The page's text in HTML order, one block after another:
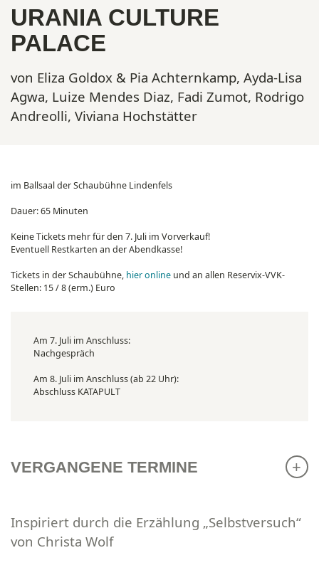
URANIA CULTURE
PALACE
von Eliza Goldox & Pia Achternkamp, Ayda-Lisa
Agwa, Luize Mendes Diaz, Fadi Zumot, Rodrigo
Andreolli, Viviana Hochstätter
Inspiriert durch die Erzählung „Selbstversuch“
von Christa Wolf
im Ballsaal der Schaubühne Lindenfels
Dauer: 65 Minuten
Keine Tickets mehr für den 7. Juli im Vorverkauf!
Eventuell Restkarten an der Abendkasse!
Tickets in der Schaubühne, hier online und an allen Reservix-VVK-
Stellen: 15 / 8 (erm.) Euro
Am 7. Juli im Anschluss:
Nachgespräch
Am 8. Juli im Anschluss (ab 22 Uhr):
Abschluss KATAPULT
VERGANGENE TERMINE